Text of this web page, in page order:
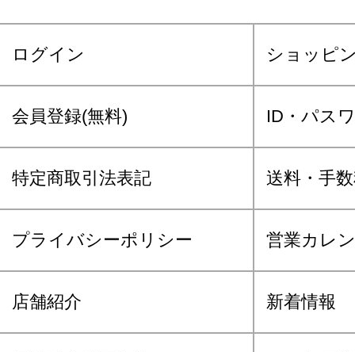
ログイン ショッピ
会員登録(無料) ID・パス
特定商取引法表記 送料・手
プライバシーポリシー 営業カレ
店舗紹介 新着情報